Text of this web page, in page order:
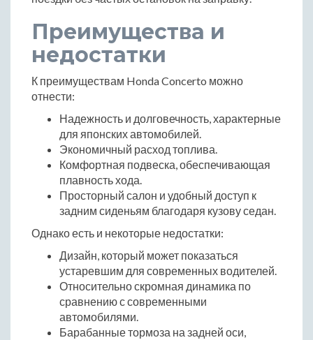
Преимущества и
недостатки
К преимуществам Honda Concerto можно
отнести:
Надежность и долговечность, характерные
для японских автомобилей.
Экономичный расход топлива.
Комфортная подвеска, обеспечивающая
плавность хода.
Просторный салон и удобный доступ к
задним сиденьям благодаря кузову седан.
Однако есть и некоторые недостатки:
Дизайн, который может показаться
устаревшим для современных водителей.
Относительно скромная динамика по
сравнению с современными
автомобилями.
Барабанные тормоза на задней оси,